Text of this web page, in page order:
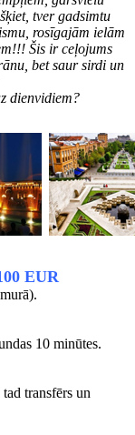
tver gadsimtu
rosīgajām ielām
Šis ir ceļojums
bet saur sirdi un
dienvidiem?
EUR
10 minūtes.
transfērs un